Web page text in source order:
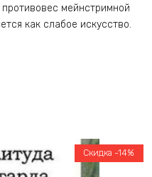
противовес мейнстримной
как слабое искусство.
Скидка -14%